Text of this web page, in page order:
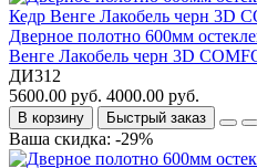
Дверное полотно 600мм
Венге Лакобель черн 3D
ДИ312
5600.00 руб. 4000.00 руб.
В корзину Быстрый заказ
Ваша скидка: -29%